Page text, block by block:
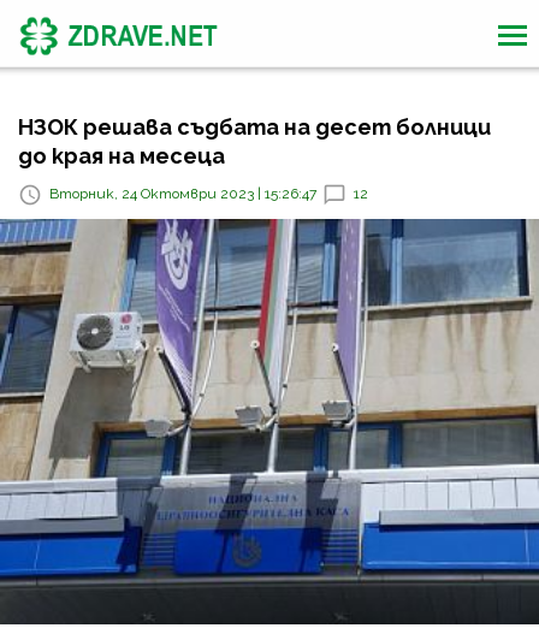
НЗОК решава съдбата на десет болници
до края на месеца
Вторник, 24 Октомври 2023 | 15:26:47 12